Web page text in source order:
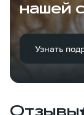
нашей
Узнать